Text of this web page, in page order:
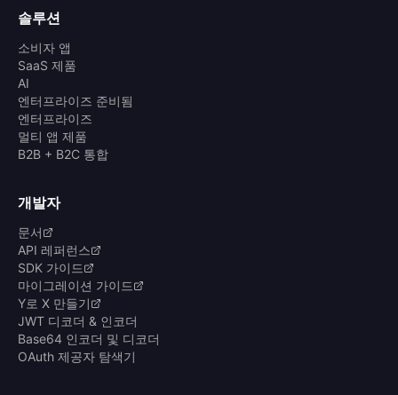
솔루션
소비자 앱
SaaS 제품
AI
엔터프라이즈 준비됨
엔터프라이즈
멀티 앱 제품
B2B + B2C 통합
개발자
문서
API 레퍼런스
SDK 가이드
마이그레이션 가이드
Y로 X 만들기
JWT 디코더 & 인코더
Base64 인코더 및 디코더
OAuth 제공자 탐색기